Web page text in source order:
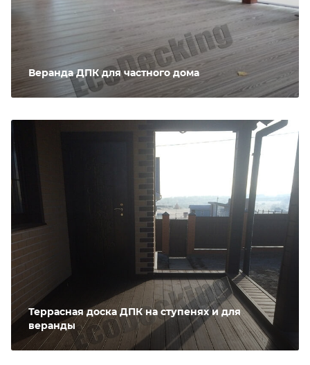
Веранда ДПК для частного дома
Террасная доска ДПК на ступенях и для
веранды